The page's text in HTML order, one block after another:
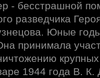
- бесстрашной
разведчика
Юные
принимала
крупных
1944 года В. К.